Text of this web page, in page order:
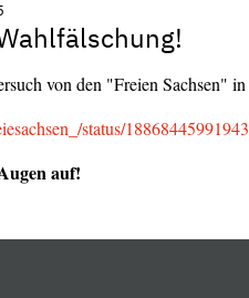
von den "Freien Sachsen"
status/
auf!